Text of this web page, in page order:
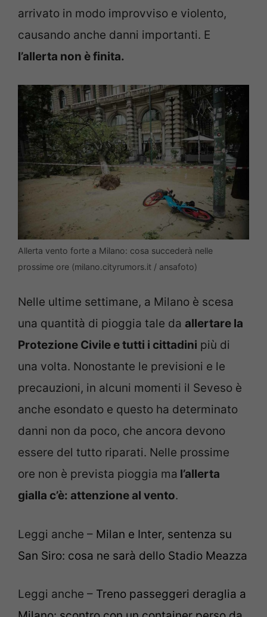
arrivato in modo improvviso e violento,
causando anche danni importanti. E
l’allerta non è finita.
Allerta vento forte a Milano: cosa succederà nelle
prossime ore (milano.cityrumors.it / ansafoto)
Nelle ultime settimane, a Milano è scesa
una quantità di pioggia tale da allertare la
Protezione Civile e tutti i cittadini più di
una volta. Nonostante le previsioni e le
precauzioni, in alcuni momenti il Seveso è
anche esondato e questo ha determinato
danni non da poco, che ancora devono
essere del tutto riparati. Nelle prossime
ore non è prevista pioggia ma l’allerta
gialla c’è: attenzione al vento.
Leggi anche – Milan e Inter, sentenza su
San Siro: cosa ne sarà dello Stadio Meazza
Leggi anche – Treno passeggeri deraglia a